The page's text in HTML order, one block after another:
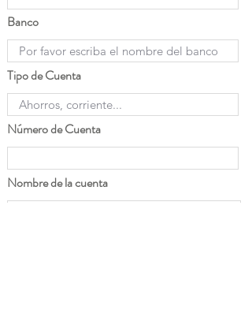
Banco
Tipo de Cuenta
Número de Cuenta
Nombre de la cuenta